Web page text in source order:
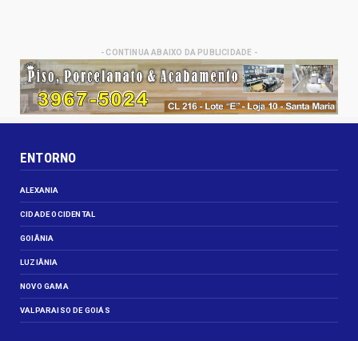
- CONTINUA ABAIXO DA PUBLICIDADE -
ENTORNO
ALEXANIA
CIDADE OCIDENTAL
GOIÂNIA
LUZIÂNIA
NOVO GAMA
VALPARAISO DE GOIÁS